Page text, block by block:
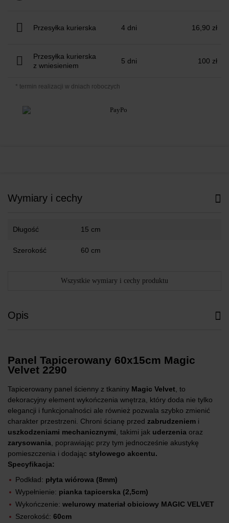
Przesyłka kurierska 4 dni 16,90 zł
Przesyłka kurierska
z wniesieniem
5 dni 100 zł
* termin realizacji w dniach roboczych
Wymiary i cechy
Długość 15 cm
Szerokość 60 cm
Wszystkie wymiary i cechy produktu
Opis
Panel Tapicerowany 60x15cm Magic
Velvet 2290
Tapicerowany panel ścienny z tkaniny Magic Velvet , to
dekoracyjny element wykończenia wnętrza, który doda nie tylko
elegancji i funkcjonalności ale również pozwala szybko zmienić
charakter przestrzeni. Chroni ścianę przed zabrudzeniem i
uszkodzeniami mechanicznymi , takimi jak uderzenia oraz
zarysowania , poprawiając przy tym jednocześnie akustykę
pomieszczenia i dodając stylowego akcentu.
Specyfikacja:
Podkład: płyta wiórowa (8mm)
Wypełnienie: pianka tapicerska (2,5cm)
Wykończenie: welurowy materiał obiciowy MAGIC VELVET
Szerokość: 60cm